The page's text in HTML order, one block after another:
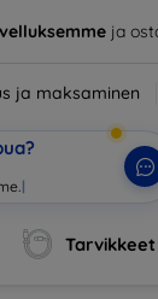
ja
ja maksaminen
Tarvikkeet